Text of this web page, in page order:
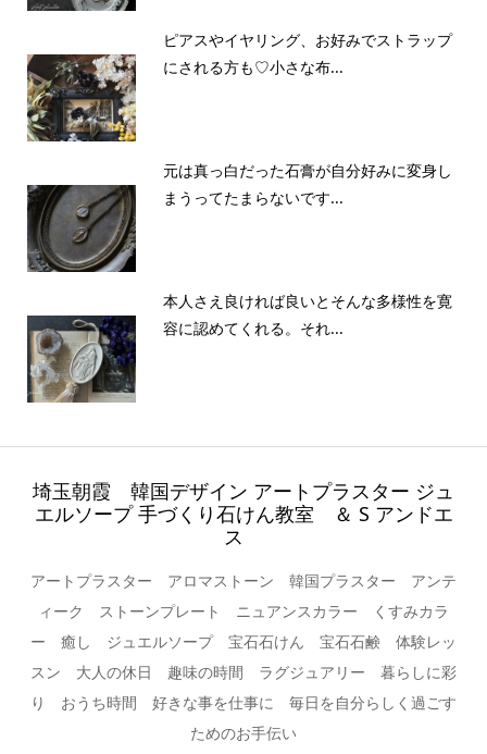
ピアスやイヤリング、お好みでストラップ
にされる方も♡小さな布...
元は真っ白だった石膏が自分好みに変身し
まうってたまらないです...
本人さえ良ければ良いとそんな多様性を寛
容に認めてくれる。それ...
埼玉朝霞 韓国デザイン アートプラスター ジュ
エルソープ 手づくり石けん教室 ＆ S アンドエ
ス
アートプラスター アロマストーン 韓国プラスター アンテ
ィーク ストーンプレート ニュアンスカラー くすみカラ
ー 癒し ジュエルソープ 宝石石けん 宝石石鹸 体験レッ
スン 大人の休日 趣味の時間 ラグジュアリー 暮らしに彩
り おうち時間 好きな事を仕事に 毎日を自分らしく過ごす
ためのお手伝い